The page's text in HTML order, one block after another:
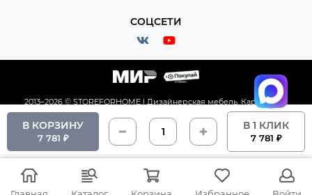
В КОРЗИНУ
7 781 ₽
В 1 КЛИК
7 781 ₽
СОЦСЕТИ
2013–2026 © STOREFORHOME | Дизайнерская мебель. Карта сайта